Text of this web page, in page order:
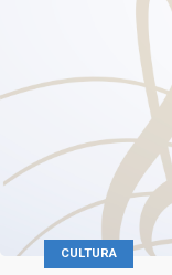
CULTURA